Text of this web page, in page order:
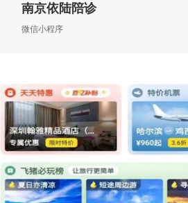
南京依陆陪诊
微信小程序